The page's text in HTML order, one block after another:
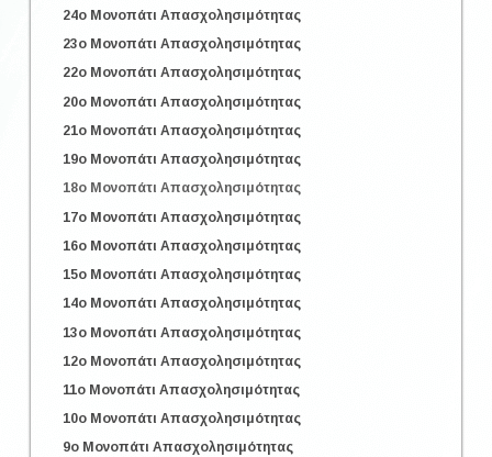
24o Μονοπάτι Απασχολησιμότητας
23o Μονοπάτι Απασχολησιμότητας
22o Μονοπάτι Απασχολησιμότητας
20o Μονοπάτι Απασχολησιμότητας
21o Μονοπάτι Απασχολησιμότητας
19o Μονοπάτι Απασχολησιμότητας
18o Μονοπάτι Απασχολησιμότητας
17o Μονοπάτι Απασχολησιμότητας
16o Μονοπάτι Απασχολησιμότητας
15o Μονοπάτι Απασχολησιμότητας
14o Μονοπάτι Απασχολησιμότητας
13o Μονοπάτι Απασχολησιμότητας
12o Μονοπάτι Απασχολησιμότητας
11o Μονοπάτι Απασχολησιμότητας
10o Μονοπάτι Απασχολησιμότητας
9o Μονοπάτι Απασχολησιμότητας